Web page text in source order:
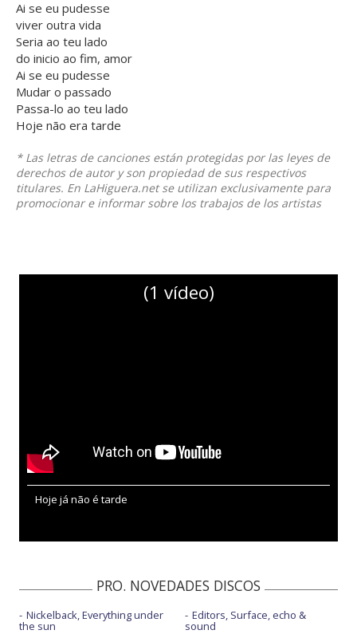
Ai se eu pudesse
viver outra vida
Seria ao teu lado
do inicio ao fim, amor
Ai se eu pudesse
Mudar o passado
Passa-lo ao teu lado
Hoje não era tarde
* Las letras de canciones están protegidas por las leyes de
derechos de autor y son propiedad de sus respectivos
titulares. En LaHiguera.net se utilizan exclusivamente para
promocionar e informar sobre los trabajos de los artistas
(1 vídeo)
Hoje já não é tarde
PRO. NOVEDADES DISCOS
Nickelback, Everything under
the sun
Editors, Surface, echo &
sound